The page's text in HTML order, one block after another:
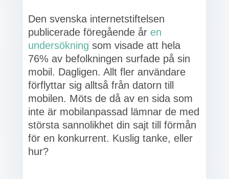
Den svenska internetstiftelsen
publicerade föregående år en
undersökning som visade att hela
76% av befolkningen surfade på sin
mobil. Dagligen. Allt fler användare
förflyttar sig alltså från datorn till
mobilen. Möts de då av en sida som
inte är mobilanpassad lämnar de med
största sannolikhet din sajt till förmån
för en konkurrent. Kuslig tanke, eller
hur?